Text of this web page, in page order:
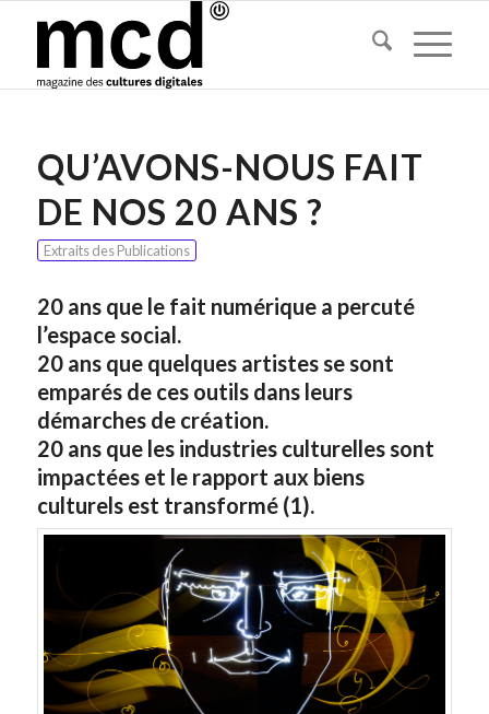
QU’AVONS-NOUS FAIT
DE NOS 20 ANS ?
Extraits des Publications
20 ans que le fait numérique a percuté
l’espace social.
20 ans que quelques artistes se sont
emparés de ces outils dans leurs
démarches de création.
20 ans que les industries culturelles sont
impactées et le rapport aux biens
culturels est transformé (1).